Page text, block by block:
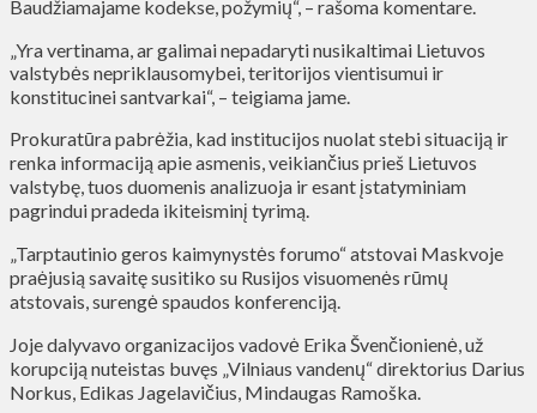
Baudžiamajame kodekse, požymių“, – rašoma komentare.
„Yra vertinama, ar galimai nepadaryti nusikaltimai Lietuvos
valstybės nepriklausomybei, teritorijos vientisumui ir
konstitucinei santvarkai“, – teigiama jame.
Prokuratūra pabrėžia, kad institucijos nuolat stebi situaciją ir
renka informaciją apie asmenis, veikiančius prieš Lietuvos
valstybę, tuos duomenis analizuoja ir esant įstatyminiam
pagrindui pradeda ikiteisminį tyrimą.
„Tarptautinio geros kaimynystės forumo“ atstovai Maskvoje
praėjusią savaitę susitiko su Rusijos visuomenės rūmų
atstovais, surengė spaudos konferenciją.
Joje dalyvavo organizacijos vadovė Erika Švenčionienė, už
korupciją nuteistas buvęs „Vilniaus vandenų“ direktorius Darius
Norkus, Edikas Jagelavičius, Mindaugas Ramoška.